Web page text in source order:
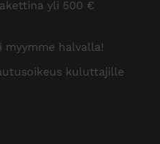
yli 500 €
myymme halvalla!
kuluttajille